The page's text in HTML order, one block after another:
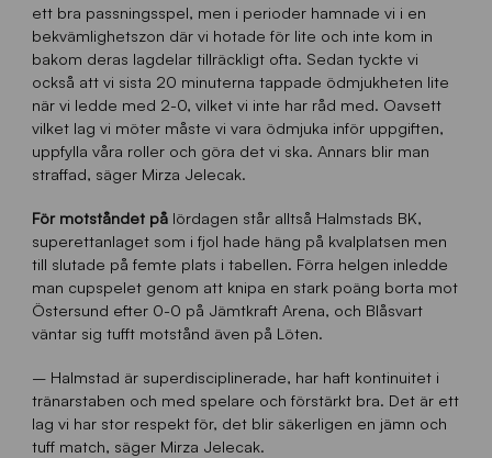
ett bra passningsspel, men i perioder hamnade vi i en
bekvämlighetszon där vi hotade för lite och inte kom in
bakom deras lagdelar tillräckligt ofta. Sedan tyckte vi
också att vi sista 20 minuterna tappade ödmjukheten lite
när vi ledde med 2-0, vilket vi inte har råd med. Oavsett
vilket lag vi möter måste vi vara ödmjuka inför uppgiften,
uppfylla våra roller och göra det vi ska. Annars blir man
straffad, säger Mirza Jelecak.
För motståndet pålördagen står alltså Halmstads BK,
superettanlaget som i fjol hade häng på kvalplatsen men
till slutade på femte plats i tabellen. Förra helgen inledde
man cupspelet genom att knipa en stark poäng borta mot
Östersund efter 0-0 på Jämtkraft Arena, och Blåsvart
väntar sig tufft motstånd även på Löten.
– Halmstad är superdisciplinerade, har haft kontinuitet i
tränarstaben och med spelare och förstärkt bra. Det är ett
lag vi har stor respekt för, det blir säkerligen en jämn och
tuff match, säger Mirza Jelecak.